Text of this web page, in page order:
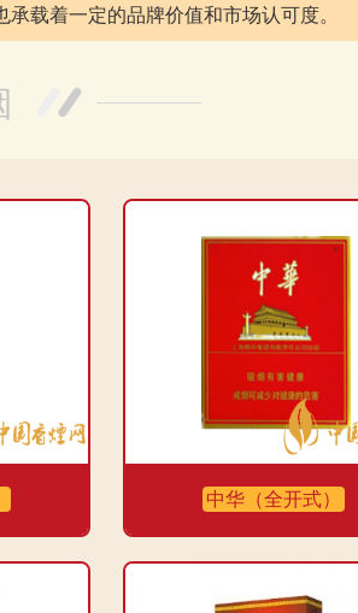
载着一定的品牌价值和市场认可度。
中华（全开式）